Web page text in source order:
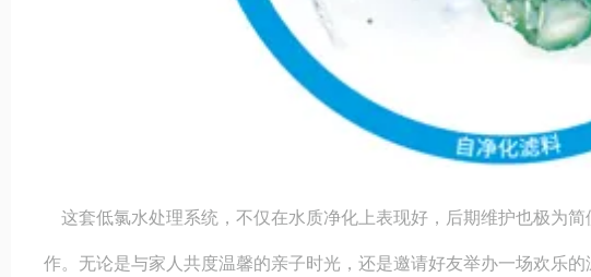
这套低氯水处理系统，不仅在水质净化上表现好，后期维护也极为
作。无论是与家人共度温馨的亲子时光，还是邀请好友举办一场欢乐